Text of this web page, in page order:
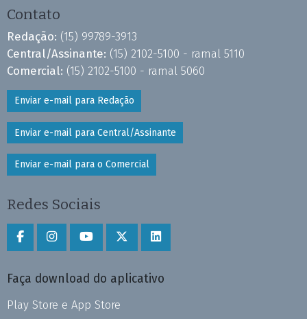
Contato
Redação: (15) 99789-3913
Central/Assinante: (15) 2102-5100 - ramal 5110
Comercial: (15) 2102-5100 - ramal 5060
Enviar e-mail para Redação
Enviar e-mail para Central/Assinante
Enviar e-mail para o Comercial
Redes Sociais
Faça download do aplicativo
Play Store e App Store